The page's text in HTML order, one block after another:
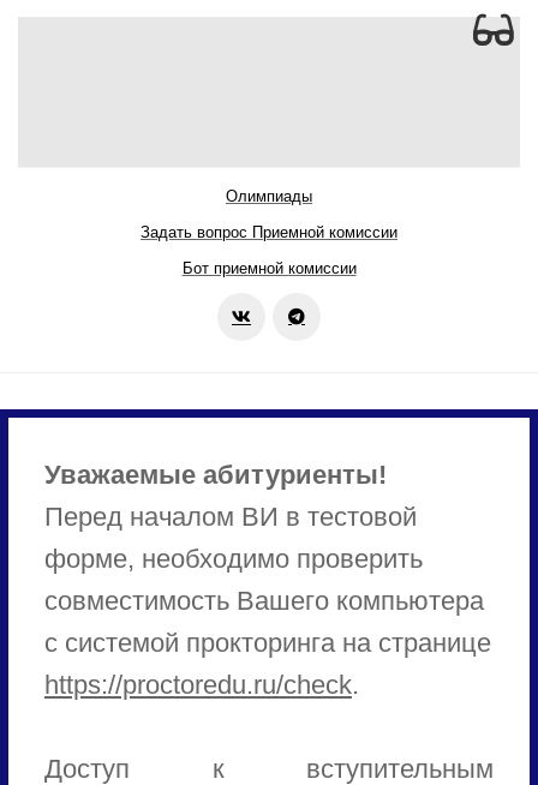
Олимпиады
Задать вопрос Приемной комиссии
Бот приемной комиссии
Уважаемые абитуриенты!
Перед началом ВИ в тестовой
форме, необходимо проверить
совместимость Вашего компьютера
с системой прокторинга на странице
https://proctoredu.ru/check.
Доступ к вступительным